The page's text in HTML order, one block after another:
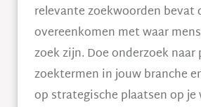
relevante zoekwoorden bevat
overeenkomen met waar
zoek zijn. Doe onderzoek naar
zoektermen in jouw branche
op strategische plaatsen op je